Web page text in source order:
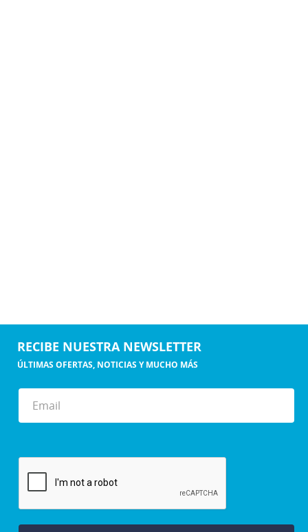
RECIBE NUESTRA NEWSLETTER
ÚLTIMAS OFERTAS, NOTICIAS Y MUCHO MÁS